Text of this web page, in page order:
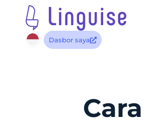
Dasbor saya
Cara